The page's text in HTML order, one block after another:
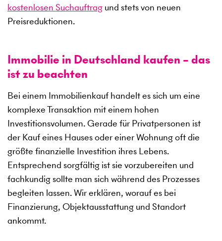
kostenlosen Suchauftrag und stets von neuen
Preisreduktionen.
Immobilie in Deutschland kaufen – das
ist zu beachten
Bei einem Immobilienkauf handelt es sich um eine
komplexe Transaktion mit einem hohen
Investitionsvolumen. Gerade für Privatpersonen ist
der Kauf eines Hauses oder einer Wohnung oft die
größte finanzielle Investition ihres Lebens.
Entsprechend sorgfältig ist sie vorzubereiten und
fachkundig sollte man sich während des Prozesses
begleiten lassen. Wir erklären, worauf es bei
Finanzierung, Objektausstattung und Standort
ankommt.